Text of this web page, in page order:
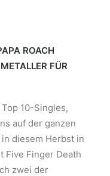
ROACH
FÜR
10-Singles,
auf der ganzen
diesem Herbst in
Five Finger Death
zwei der